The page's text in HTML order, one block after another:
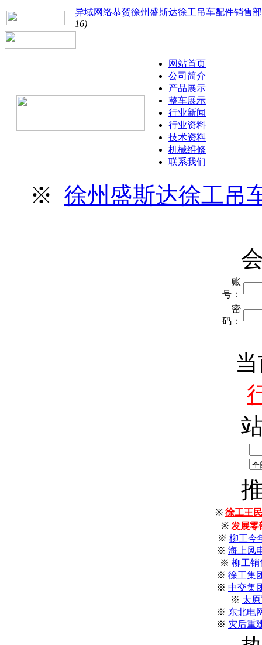
异域网络恭贺徐州盛斯达徐工吊车配件销售
16)
网站首页
公司简介
产品展示
整车展示
行业新闻
行业资料
技术资料
机械维修
联系我们
※ 徐州盛斯达徐工吊
账
号：
密
码：
※ 徐工王
※ 发展
※ 柳工今
※ 海上风
※ 柳工
※ 徐工集
※ 中交集
※ 太
※ 东北电
※ 灾后重